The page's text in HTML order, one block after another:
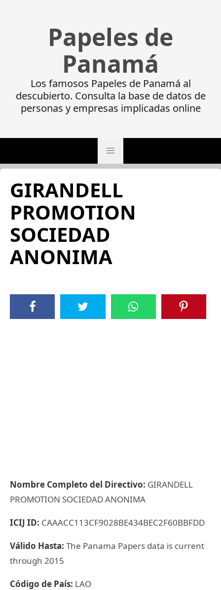
Papeles de
Panamá
Los famosos Papeles de Panamá al
descubierto. Consulta la base de datos de
personas y empresas implicadas online
GIRANDELL
PROMOTION
SOCIEDAD
ANONIMA
Nombre Completo del Directivo: GIRANDELL
PROMOTION SOCIEDAD ANONIMA
ICIJ ID: CAAACC113CF9028BE434BEC2F60BBFDD
Válido Hasta: The Panama Papers data is current
through 2015
Código de País: LAO